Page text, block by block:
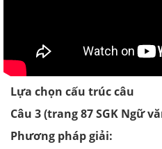
Lựa chọn cấu trúc câu
Câu 3 (trang 87 SGK Ngữ
Phương pháp giải: